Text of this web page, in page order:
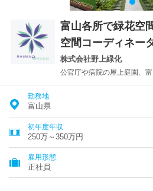
富山各所で緑花空
空間コーディネー
株式会社野上緑化
公官庁や病院の屋上庭園、
勤務地
富山県
初年度年収
250万～350万円
雇用形態
正社員